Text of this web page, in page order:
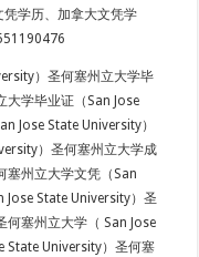
学历、加拿大文凭学
）圣何塞州立大学毕
大学毕业证（San Jose
Jose State University）
）圣何塞州立大学成
塞州立大学文凭（San
Jose State University）圣
何塞州立大学（ San Jose
State University）圣何塞